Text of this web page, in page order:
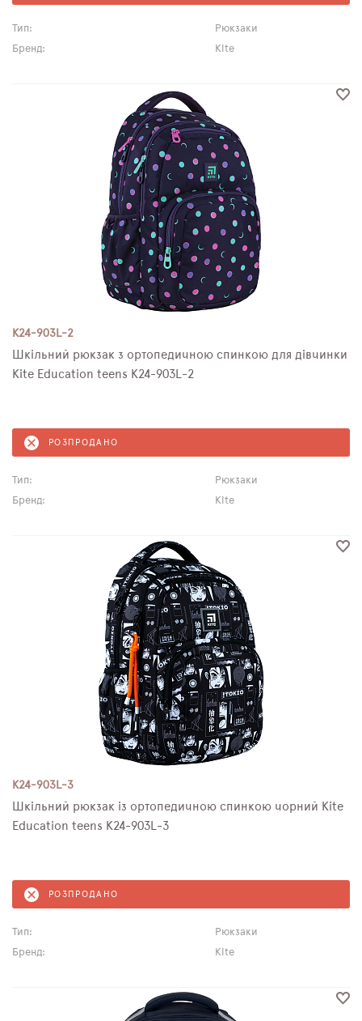
Тип:
Рюкзаки
Бренд:
Kite
K24-903L-2
Шкільний рюкзак з ортопедичною спинкою для дівчинки
Kite Education teens K24-903L-2
РОЗПРОДАНО
Тип:
Рюкзаки
Бренд:
Kite
K24-903L-3
Шкільний рюкзак із ортопедичною спинкою чорний Kite
Education teens K24-903L-3
РОЗПРОДАНО
Тип:
Рюкзаки
Бренд:
Kite